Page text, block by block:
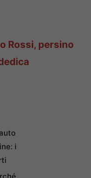
Rossi, persino
i